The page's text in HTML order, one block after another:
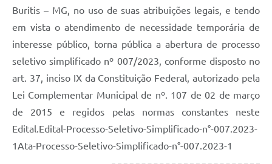
Buritis – MG, no uso de suas atribuições legais, e tendo
em vista o atendimento de necessidade temporária de
interesse público, torna pública a abertura de processo
seletivo simplificado nº 007/2023, conforme disposto no
art. 37, inciso IX da Constituição Federal, autorizado pela
Lei Complementar Municipal de nº. 107 de 02 de março
de 2015 e regidos pelas normas constantes neste
Edital.Edital-Processo-Seletivo-Simplificado-n°-007.2023-
1Ata-Processo-Seletivo-Simplificado-n°-007.2023-1